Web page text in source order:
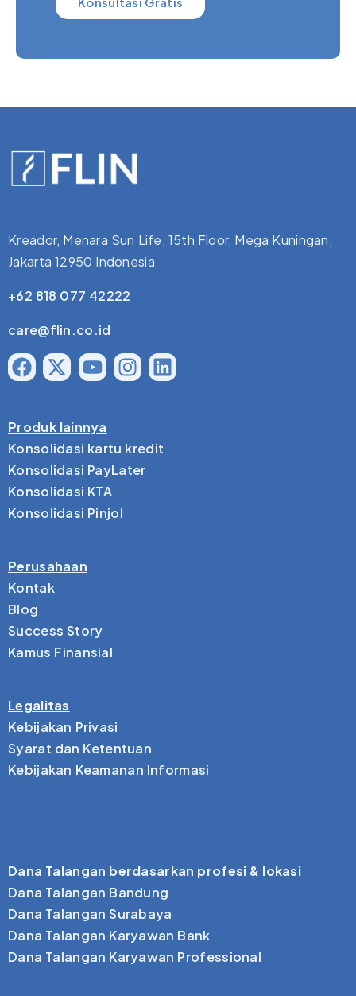
Kreador, Menara Sun Life, 15th Floor, Mega Kuningan,
Jakarta 12950 Indonesia
+62 818 077 42222
care@flin.co.id
Produk lainnya
Konsolidasi kartu kredit
Konsolidasi PayLater
Konsolidasi KTA
Konsolidasi Pinjol
Perusahaan
Kontak
Blog
Success Story
Kamus Finansial
Legalitas
Kebijakan Privasi
Syarat dan Ketentuan
Kebijakan Keamanan Informasi
Dana Talangan berdasarkan profesi & lokasi
Dana Talangan Bandung
Dana Talangan Surabaya
Dana Talangan Karyawan Bank
Dana Talangan Karyawan Professional